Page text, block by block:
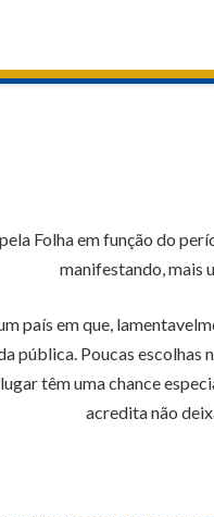
Folha em função do
manifestando, mais
país em que,
pública. Poucas
têm uma chance
acredita não